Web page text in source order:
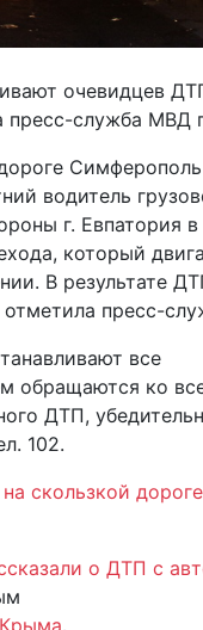
очевидцев
пресс-служба МВД
водитель
г. Евпатория
который
В результате
пресс-
все
обращаются ко
ДТП,
102.
скользкой дороге
о ДТП с
Крыма.